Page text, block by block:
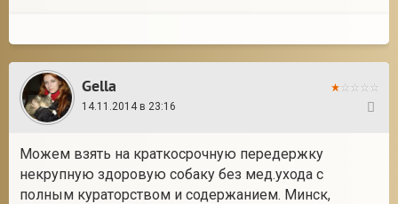
Gella
14.11.2014 в 23:16
Можем взять на краткосрочную передержку
некрупную здоровую собаку без мед.ухода с
полным кураторством и содержанием. Минск,